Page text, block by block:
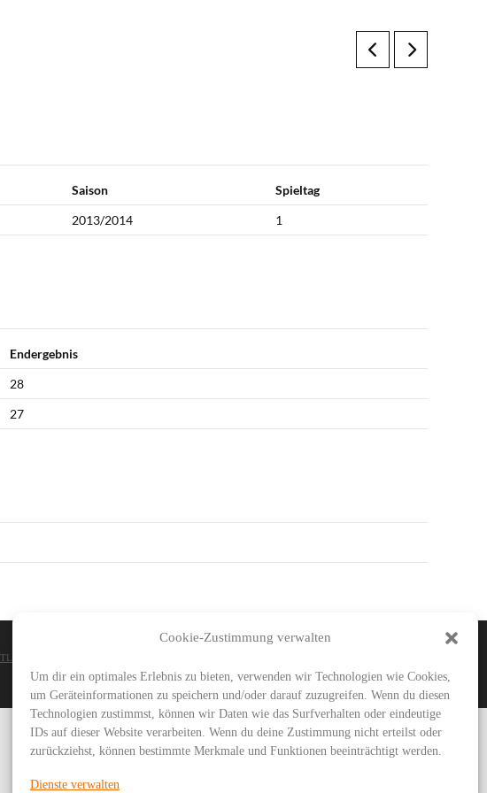
Cookie-Zustimmung verwalten
Um dir ein optimales Erlebnis zu bieten, verwenden wir Technologien wie Cookies,
um Geräteinformationen zu speichern und/oder darauf zuzugreifen. Wenn du diesen
Technologien zustimmst, können wir Daten wie das Surfverhalten oder eindeutige
IDs auf dieser Website verarbeiten. Wenn du deine Zustimmung nicht erteilst oder
zurückziehst, können bestimmte Merkmale und Funktionen beeinträchtigt werden.
Dienste verwalten
Saison
Spieltag
2013/2014 1
Endergebnis
28
27